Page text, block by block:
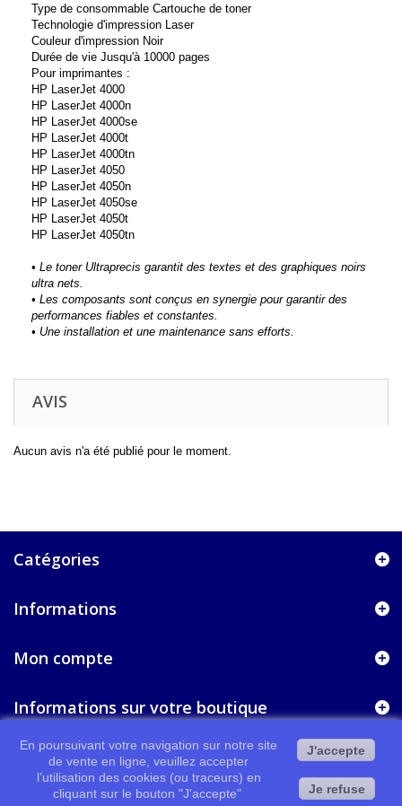
Type de consommable Cartouche de toner
Technologie d'impression Laser
Couleur d'impression Noir
Durée de vie Jusqu'à 10000 pages
Pour imprimantes :
HP LaserJet 4000
HP LaserJet 4000n
HP LaserJet 4000se
HP LaserJet 4000t
HP LaserJet 4000tn
HP LaserJet 4050
HP LaserJet 4050n
HP LaserJet 4050se
HP LaserJet 4050t
HP LaserJet 4050tn
• Le toner Ultraprecis garantit des textes et des graphiques noirs
ultra nets.
• Les composants sont conçus en synergie pour garantir des
performances fiables et constantes.
• Une installation et une maintenance sans efforts.
AVIS
Aucun avis n'a été publié pour le moment.
Catégories
Informations
Mon compte
Informations sur votre boutique
En poursuivant votre navigation sur notre site
de vente en ligne, veuillez accepter
l’utilisation des cookies (ou traceurs) en
cliquant sur le bouton "J'accepte"
J'accepte
Je refuse